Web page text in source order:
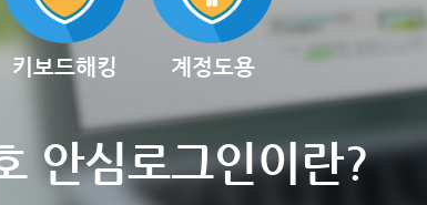
키보드해킹 계정도용
안심로그인이란?